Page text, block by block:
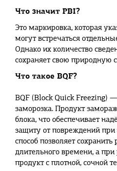
Что значит PBI?
Это маркировка, которая
могут встречаться
Однако их количество
сохраняет свою природную
Что такое BQF?
BQF (Block Quick Freezing)
заморозка. Продукт
блока, что обеспечивает
защиту от повреждений при
способ позволяет
длительного времени, а
продукт с плотной, сочной